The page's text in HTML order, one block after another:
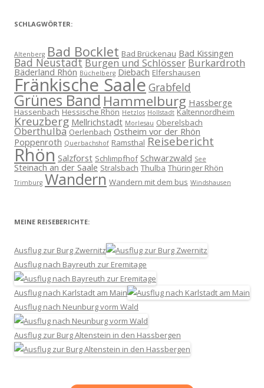
SCHLAGWÖRTER:
Altenberg Bad Bocklet Bad Brückenau Bad Kissingen
Bad NeustadtBurgen und Schlösser Burkardroth
Bäderland Rhön Büchelberg Diebach Elfershausen
Fränkische Saale Grabfeld
Grünes BandHammelburg Hassberge
Hassenbach Hessische Rhön Hetzlos Hollstadt Kaltennordheim
Kreuzberg Mellrichstadt Morlesau Oberelsbach
Oberthulba Oerlenbach Ostheim vor der Rhön
Poppenroth Querbachshof Ramsthal Reisebericht
Rhön Salzforst Schlimpfhof Schwarzwald See
Steinach an der Saale Stralsbach Thulba Thüringer Rhön
Trimburg Wandern Wandern mit dem bus Windshausen
MEINE REISEBERICHTE:
Ausflug zur Burg Zwernitz
Ausflug nach Bayreuth zur Eremitage
Ausflug nach Karlstadt am Main
Ausflug nach Neunburg vorm Wald
Ausflug zur Burg Altenstein in den Hassbergen